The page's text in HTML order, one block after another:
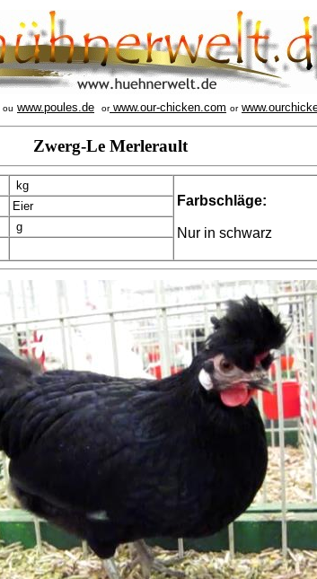
ou www.poules.de orwww.our-chicken.com or
Zwerg-Le Merlerault
kg
Farbschläge:
Nur in schwarz
Eier
g